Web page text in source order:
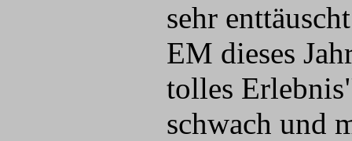
sehr
EM dieses
tolles
schwach und